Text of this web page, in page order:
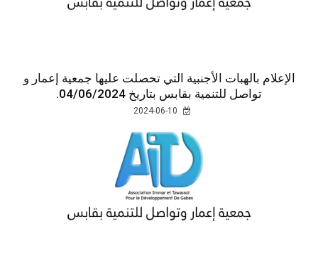
الإعلام بالهبات الأجنبية التي تحصلت عليها جمعية إعمار و
تواصل للتنمية بقابس بتاريخ 04/06/2024.